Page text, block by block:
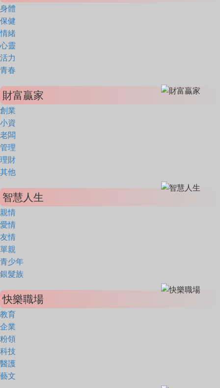
身體
保健
情緒
心靈
活力
青春
財富贏家
創業
小資
老闆
管理
理財
其他
智慧人生
親情
愛情
友情
單親
青少年
銀髮族
快樂職場
教育
企業
粉領
科技
醫護
藝文